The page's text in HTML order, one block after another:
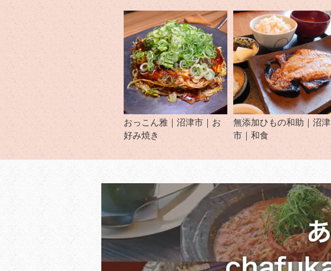
おっこん雅｜沼津市｜お
好み焼き
無添加ひもの和助｜沼津
市｜和食